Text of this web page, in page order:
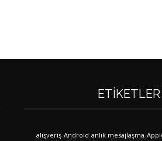
ETIKETLER
alışveriş Android anlık mesajlaşma